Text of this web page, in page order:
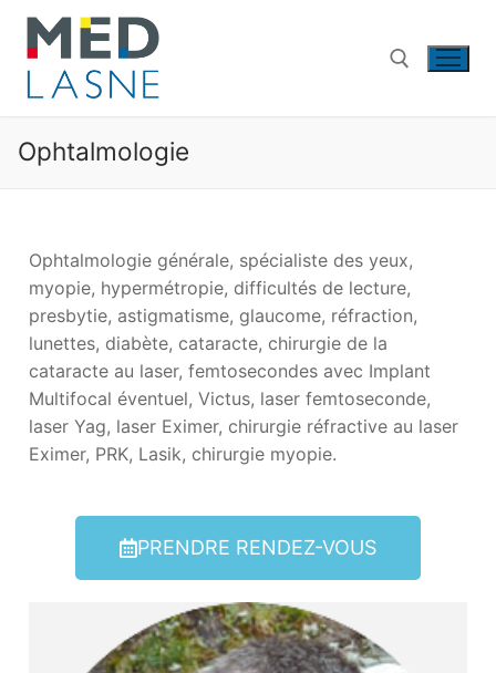
Ophtalmologie
Ophtalmologie générale, spécialiste des yeux,
myopie, hypermétropie, difficultés de lecture,
presbytie, astigmatisme, glaucome, réfraction,
lunettes, diabète, cataracte, chirurgie de la
cataracte au laser, femtosecondes avec Implant
Multifocal éventuel, Victus, laser femtoseconde,
laser Yag, laser Eximer, chirurgie réfractive au laser
Eximer, PRK, Lasik, chirurgie myopie.
PRENDRE RENDEZ-VOUS